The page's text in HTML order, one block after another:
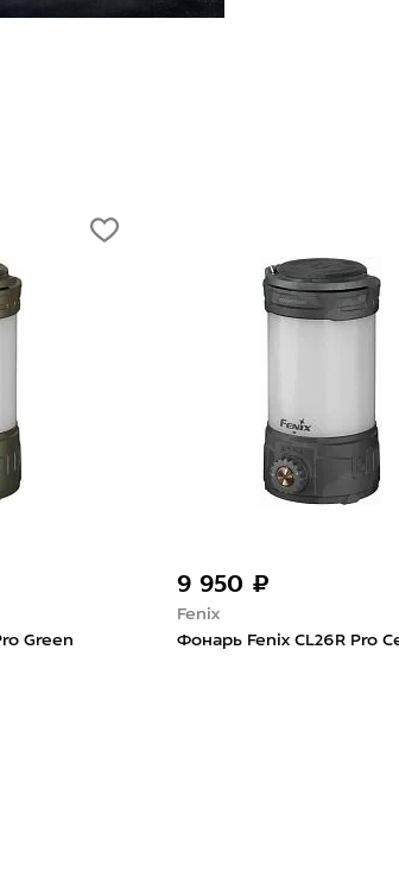
Green
9 950 ₽
Fenix
Фонарь Fenix CL26R Pro